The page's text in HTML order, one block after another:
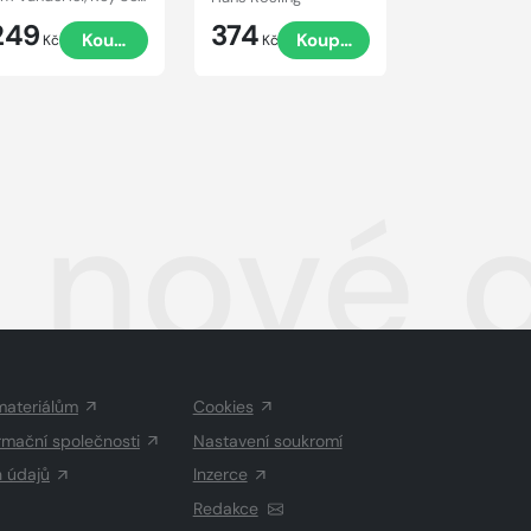
Kč Koupit 374 Kč Koupit
společnosti
údajů
Cookies
Nastavení soukromí
Inzerce
Redakce